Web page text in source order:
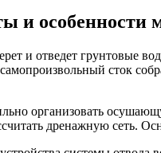
и особенности
и отведет грунтовые
сток
организовать
дренажную сеть.